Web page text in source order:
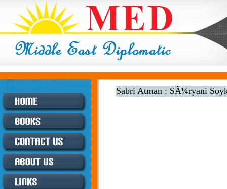
Sabri Atman : SÃ¼ryani